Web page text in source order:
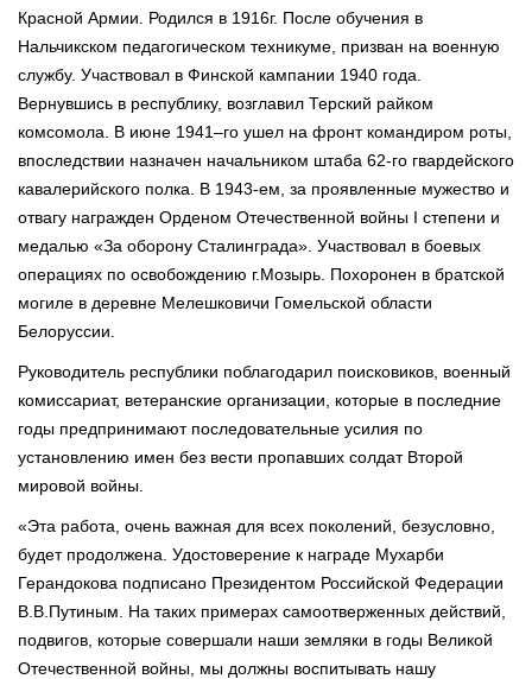
Красной Армии. Родился в 1916г. После обучения в
Нальчикском педагогическом техникуме, призван на военную
службу. Участвовал в Финской кампании 1940 года.
Вернувшись в республику, возглавил Терский райком
комсомола. В июне 1941–го ушел на фронт командиром роты,
впоследствии назначен начальником штаба 62-го гвардейского
кавалерийского полка. В 1943-ем, за проявленные мужество и
отвагу награжден Орденом Отечественной войны I степени и
медалью «За оборону Сталинграда». Участвовал в боевых
операциях по освобождению г.Мозырь. Похоронен в братской
могиле в деревне Мелешковичи Гомельской области
Белоруссии.
Руководитель республики поблагодарил поисковиков, военный
комиссариат, ветеранские организации, которые в последние
годы предпринимают последовательные усилия по
установлению имен без вести пропавших солдат Второй
мировой войны.
«Эта работа, очень важная для всех поколений, безусловно,
будет продолжена. Удостоверение к награде Мухарби
Герандокова подписано Президентом Российской Федерации
В.В.Путиным. На таких примерах самоотверженных действий,
подвигов, которые совершали наши земляки в годы Великой
Отечественной войны, мы должны воспитывать нашу